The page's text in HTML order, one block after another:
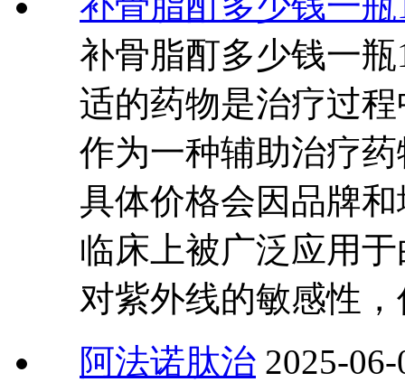
补骨脂酊多少钱一
适的药物是治疗过
作为一种辅助治疗
具体价格会因品牌
临床上被广泛应用
对紫外线的敏感性
阿法诺肽治 2025-06-